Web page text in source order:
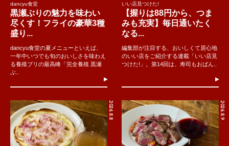
dancyu食堂
黒瀬ぶりの魅力を味わい
尽くす！フライの豪華3種
盛り...
dancyu食堂の夏メニューといえば、
一年中いつでも旬のおいしさを味わえ
る養殖ブリの最高峰「完全養殖 黒瀬
ぶ..
いい店見つけた!
【握りは88円から、つま
みも充実】毎日通いたく
なる...
編集部が注目する、おいしくて居心地
のいい店をご紹介する連載「いい店見
つけた!」。第14回は、寿司もおばん..
2026.8.8 2026.8.9